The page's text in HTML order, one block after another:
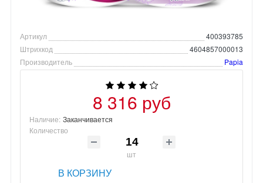
Артикул
400393785
Штрихкод
4604857000013
Производитель
Papia
8 316 руб
Наличие: Заканчивается
Количество
шт
В КОРЗИНУ